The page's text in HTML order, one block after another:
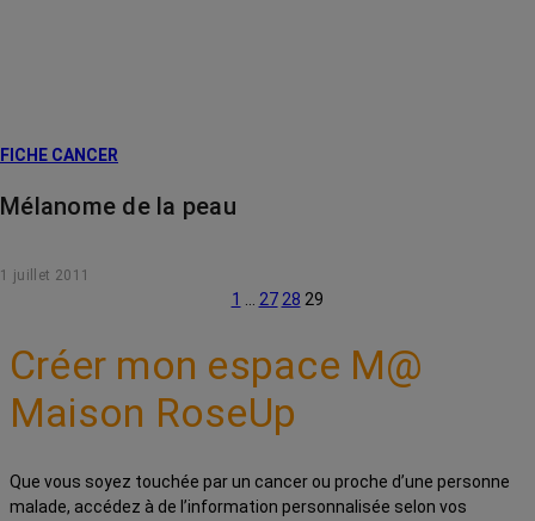
FICHE CANCER
Mélanome de la peau
1 juillet 2011
1 27 28 29
Créer mon espace M@
Maison RoseUp
Que vous soyez touchée par un cancer ou proche d’une personne
malade, accédez à de l’information personnalisée selon vos